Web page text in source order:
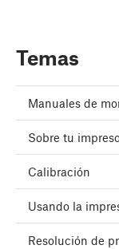
Temas
Manuales de
Sobre tu
Calibración
Usando la
Resolución de